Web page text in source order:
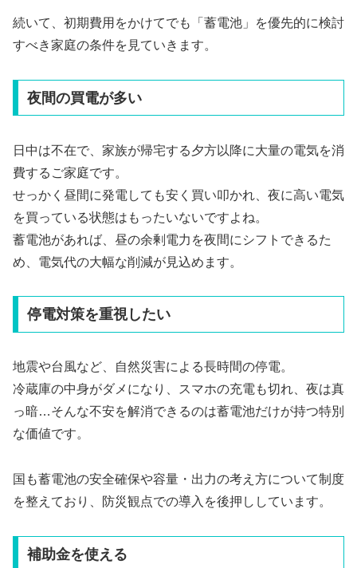
続いて、初期費用をかけてでも「蓄電池」を優先的に検討
すべき家庭の条件を見ていきます。
夜間の買電が多い
日中は不在で、家族が帰宅する夕方以降に大量の電気を消
費するご家庭です。
せっかく昼間に発電しても安く買い叩かれ、夜に高い電気
を買っている状態はもったいないですよね。
蓄電池があれば、昼の余剰電力を夜間にシフトできるた
め、電気代の大幅な削減が見込めます。
停電対策を重視したい
地震や台風など、自然災害による長時間の停電。
冷蔵庫の中身がダメになり、スマホの充電も切れ、夜は真
っ暗…そんな不安を解消できるのは蓄電池だけが持つ特別
な価値です。
国も蓄電池の安全確保や容量・出力の考え方について制度
を整えており、防災観点での導入を後押ししています。
補助金を使える